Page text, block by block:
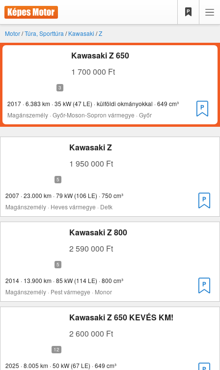
Motor/Túra, Sporttúra /Kawasaki /Z
Kawasaki Z 650
1 700 000 Ft
2017 · 6.383 km · 35 kW (47 LE) · külföldi okmányokkal · 649 cm³
Magánszemély · Győr-Moson-Sopron vármegye · Győr
Kawasaki Z
1 950 000 Ft
2007 · 23.000 km · 79 kW (106 LE) · 750 cm³
Magánszemély · Heves vármegye · Detk
Kawasaki Z 800
2 590 000 Ft
2014 · 13.900 km · 85 kW (114 LE) · 800 cm³
Magánszemély · Pest vármegye · Monor
Kawasaki Z 650 KEVÉS KM!
2 600 000 Ft
2025 · 8.005 km · 50 kW (67 LE) · 649 cm³